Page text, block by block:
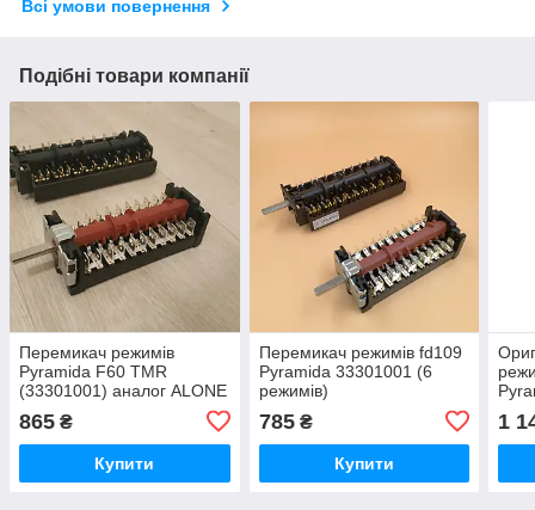
Всі умови повернення
Подібні товари компанії
Перемикач режимів
Pyramida F60 TMR
(33301001) аналог ALONE
865 ₴
Купити
Перемикач режимів fd109
Pyramida 33301001 (6
режимів)
785₴
Купити
1